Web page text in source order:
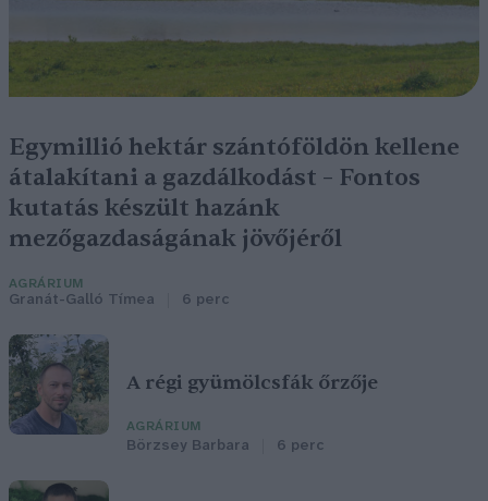
Egymillió hektár szántóföldön kellene
átalakítani a gazdálkodást – Fontos
kutatás készült hazánk
mezőgazdaságának jövőjéről
AGRÁRIUM
Granát-Galló Tímea 6 perc
A régi gyümölcsfák őrzője
AGRÁRIUM
Börzsey Barbara 6 perc